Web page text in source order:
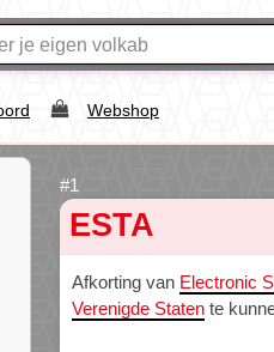
Webshop
ESTA
Afkorting van Electronic
Verenigde Staten te